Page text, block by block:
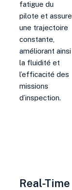
fatigue du
pilote et assure
une trajectoire
constante,
améliorant ainsi
la fluidité et
l’efficacité des
missions
d’inspection.
Real-Time